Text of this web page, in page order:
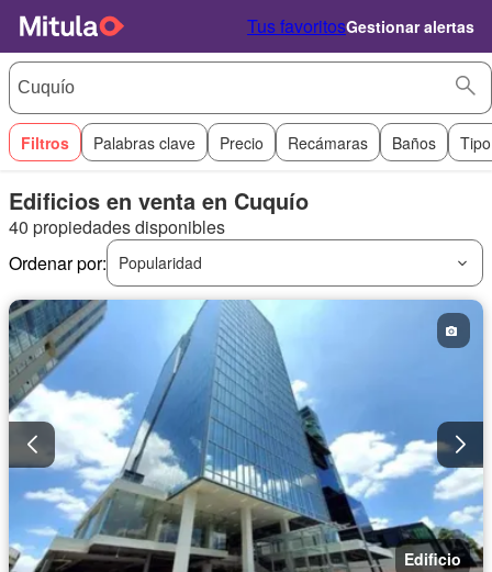
Tus favoritosGestionar alertas
Filtros Palabras clave Precio Recámaras Baños
Edificios en venta en Cuquío
40 propiedades disponibles
Ordenar por:
Popularidad
Edificio